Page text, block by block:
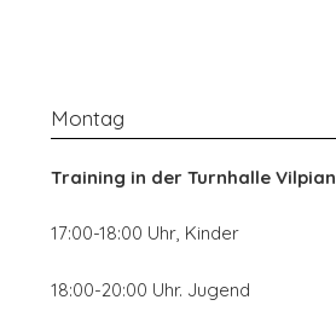
Montag
Training in derTurnhalle Vilpian
17:00-18:00 Uhr, Kinder
18:00-20:00 Uhr. Jugend